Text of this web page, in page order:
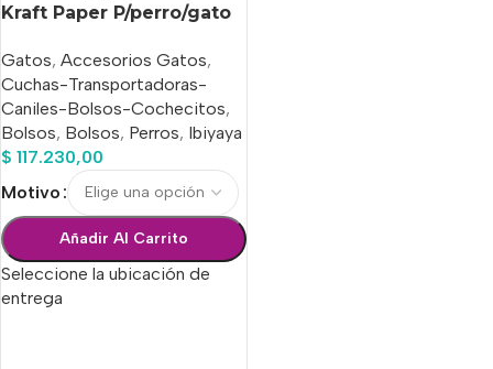
Kraft Paper P/perro/gato
Gatos, Accesorios Gatos,
Cuchas-Transportadoras-
Caniles-Bolsos-Cochecitos,
Bolsos, Bolsos, Perros, Ibiyaya
$ 117.230,00
Motivo
Añadir Al Carrito
Seleccione la ubicación de
entrega